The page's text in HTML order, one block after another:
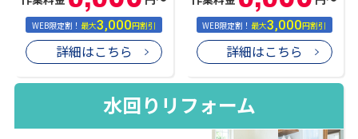
WEB限定割！最大3,000円割引
詳細はこちら
WEB限定割！最大3,000円割引
詳細はこちら
水回りリフォーム